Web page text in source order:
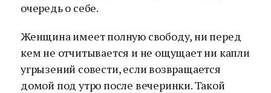
очередь о себе.
Женщина имеет полную свободу, ни перед
кем не отчитывается и не ощущает ни капли
угрызений совести, если возвращается
домой под утро после вечеринки. Такой